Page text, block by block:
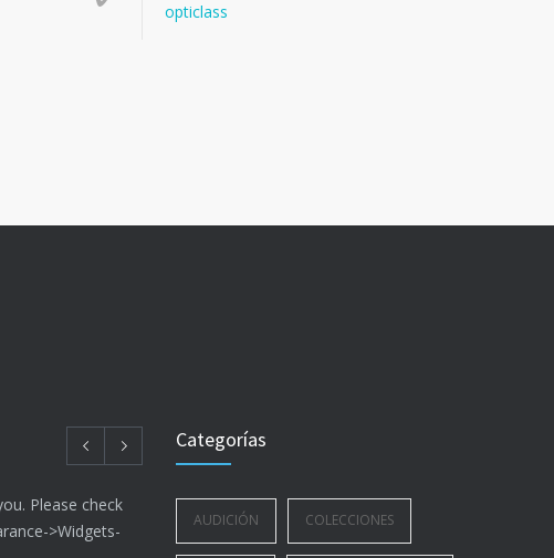
opticlass
Please check
>Widgets-
Categorías
AUDICIÓN COLECCIONES